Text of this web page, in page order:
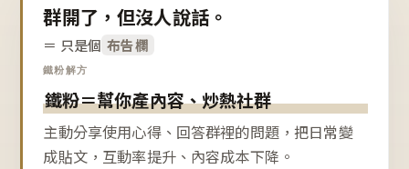
群開了，但沒人說話。
＝ 只是個 布告欄
鐵粉解方
鐵粉＝幫你產內容、炒熱社群
主動分享使用心得、回答群裡的問題，把日常變
成貼文，互動率提升、內容成本下降。